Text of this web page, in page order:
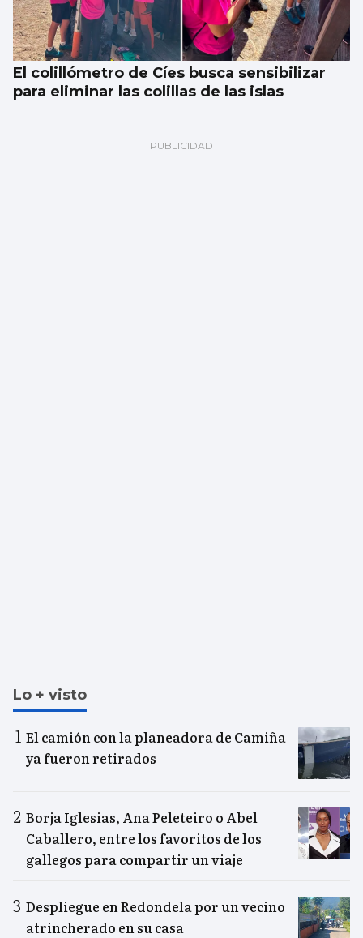
El colillómetro de Cíes busca sensibilizar
para eliminar las colillas de las islas
Lo + visto
El camión con la planeadora de Camiña
ya fueron retirados
Borja Iglesias, Ana Peleteiro o Abel
Caballero, entre los favoritos de los
gallegos para compartir un viaje
Despliegue en Redondela por un vecino
atrincherado en su casa